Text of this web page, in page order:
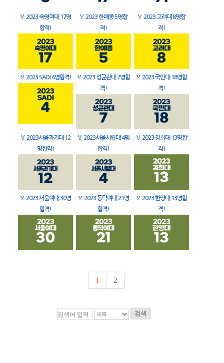
🏅 2023 숙명여대 17명
합격!
🏅 2023 한예종 5명합
격!
🏅 2023 고려대 8명합
격!
🏅 2023 SADI 4명합격! 🏅 2023 성균관대 7명합
격!
🏅 2023 국민대 18명합
격!
🏅 2023서울과기대 12
명합격!
🏅 2023서울시립대 4명
합격!
🏅 2023 경희대 13명합
격!
🏅 2023 서울여대 30명
합격!
🏅 2023 동덕여대 21명
합격!
🏅 2023 한양대 13명합
격!
1 2
검색